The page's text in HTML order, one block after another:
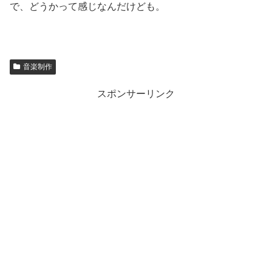
で、どうかって感じなんだけども。
音楽制作
スポンサーリンク